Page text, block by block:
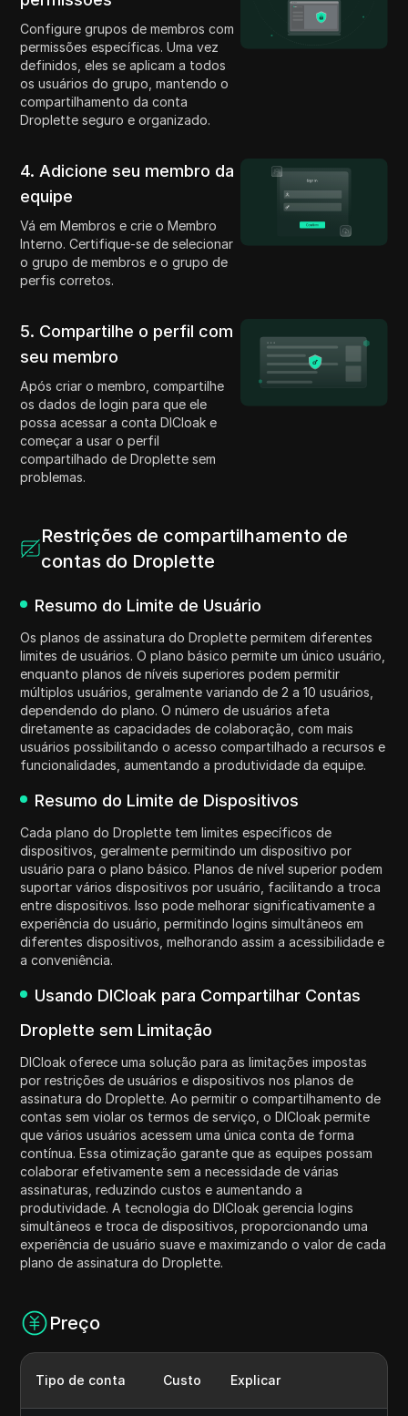
Configure grupos de membros com
permissões específicas. Uma vez
definidos, eles se aplicam a todos
os usuários do grupo, mantendo o
compartilhamento da conta
Droplette seguro e organizado.
4. Adicione seu membro da
equipe
Vá em Membros e crie o Membro
Interno. Certifique-se de selecionar
o grupo de membros e o grupo de
perfis corretos.
5. Compartilhe o perfil com
seu membro
Após criar o membro, compartilhe
os dados de login para que ele
possa acessar a conta DICloak e
começar a usar o perfil
compartilhado de Droplette sem
problemas.
Restrições de compartilhamento de
contas do Droplette
Resumo do Limite de Usuário
Os planos de assinatura do Droplette permitem diferentes
limites de usuários. O plano básico permite um único usuário,
enquanto planos de níveis superiores podem permitir
múltiplos usuários, geralmente variando de 2 a 10 usuários,
dependendo do plano. O número de usuários afeta
diretamente as capacidades de colaboração, com mais
usuários possibilitando o acesso compartilhado a recursos e
funcionalidades, aumentando a produtividade da equipe.
Resumo do Limite de Dispositivos
Cada plano do Droplette tem limites específicos de
dispositivos, geralmente permitindo um dispositivo por
usuário para o plano básico. Planos de nível superior podem
suportar vários dispositivos por usuário, facilitando a troca
entre dispositivos. Isso pode melhorar significativamente a
experiência do usuário, permitindo logins simultâneos em
diferentes dispositivos, melhorando assim a acessibilidade e
a conveniência.
Usando DICloak para Compartilhar Contas
Droplette sem Limitação
DICloak oferece uma solução para as limitações impostas
por restrições de usuários e dispositivos nos planos de
assinatura do Droplette. Ao permitir o compartilhamento de
contas sem violar os termos de serviço, o DICloak permite
que vários usuários acessem uma única conta de forma
contínua. Essa otimização garante que as equipes possam
colaborar efetivamente sem a necessidade de várias
assinaturas, reduzindo custos e aumentando a
produtividade. A tecnologia do DICloak gerencia logins
simultâneos e troca de dispositivos, proporcionando uma
experiência de usuário suave e maximizando o valor de cada
plano de assinatura do Droplette.
Preço
Tipo de conta Custo Explicar